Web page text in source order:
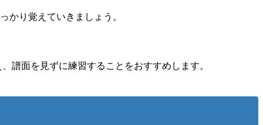
かり覚えていきましょう。
譜面を見ずに練習することをおすすめします。